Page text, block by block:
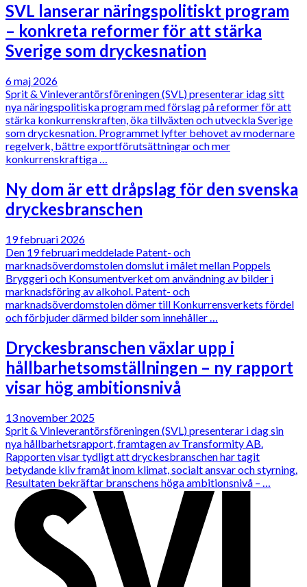
SVL lanserar näringspolitiskt program
– konkreta reformer för att stärka
Sverige som dryckesnation
6 maj 2026
Sprit & Vinleverantörsföreningen (SVL) presenterar idag sitt
nya näringspolitiska program med förslag på reformer för att
stärka konkurrenskraften, öka tillväxten och utveckla Sverige
som dryckesnation. Programmet lyfter behovet av modernare
regelverk, bättre exportförutsättningar och mer
konkurrenskraftiga …
Ny dom är ett dråpslag för den svenska
dryckesbranschen
19 februari 2026
Den 19 februari meddelade Patent- och
marknadsöverdomstolen domslut i målet mellan Poppels
Bryggeri och Konsumentverket om användning av bilder i
marknadsföring av alkohol. Patent- och
marknadsöverdomstolen dömer till Konkurrensverkets fördel
och förbjuder därmed bilder som innehåller …
Dryckesbranschen växlar upp i
hållbarhetsomställningen – ny rapport
visar hög ambitionsnivå
13 november 2025
Sprit & Vinleverantörsföreningen (SVL) presenterar i dag sin
nya hållbarhetsrapport, framtagen av Transformity AB.
Rapporten visar tydligt att dryckesbranschen har tagit
betydande kliv framåt inom klimat, socialt ansvar och styrning.
Resultaten bekräftar branschens höga ambitionsnivå – …